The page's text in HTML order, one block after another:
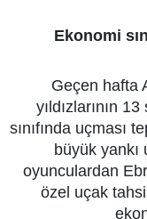
Ekonomi
Geçen hafta
yıldızlarının
sınıfında uçması
büyük yankı
oyunculardan
özel uçak